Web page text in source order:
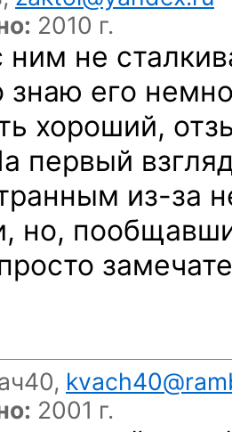
2010 г.
ним не
знаю его
хороший,
первый
из-за
но,
2001 г.